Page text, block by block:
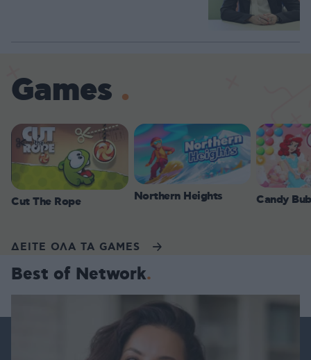
Games
Cut The Rope Northern Heights Candy
ΔΕΙΤΕ ΟΛΑ ΤΑ GAMES
Best of Network